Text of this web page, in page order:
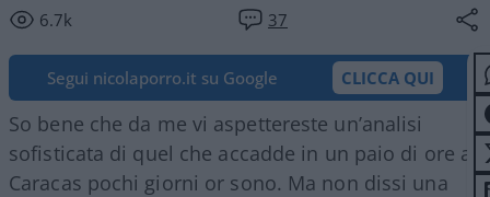
6.7k 37
Segui nicolaporro.it su Google CLICCA QUI
So bene che da me vi aspettereste un’analisi
sofisticata di quel che accadde in un paio di ore a
Caracas pochi giorni or sono. Ma non dissi una